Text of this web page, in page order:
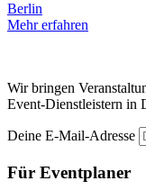
Berlin
Mehr erfahren
Wir bringen
Event-Dienstleistern in
Deine E-Mail-Adresse
Für Eventplaner